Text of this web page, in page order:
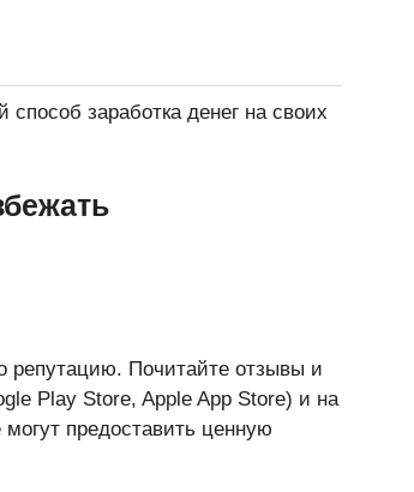
заработка денег на своих
репутацию. Почитайте отзывы и
Play Store, Apple App Store) и на
предоставить ценную